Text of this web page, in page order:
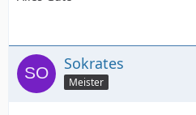
Sokrates
Meister